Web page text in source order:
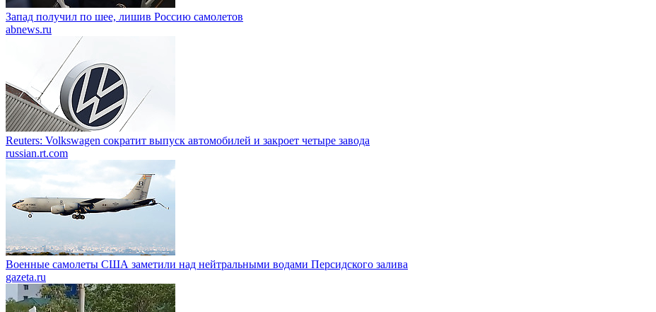
Запад получил по шее, лишив Россию самолетов
abnews.ru
Reuters: Volkswagen сократит выпуск автомобилей и закроет четыре завода
russian.rt.com
Военные самолеты США заметили над нейтральными водами Персидского залива
gazeta.ru